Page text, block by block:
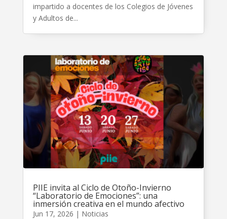
impartido a docentes de los Colegios de Jóvenes
y Adultos de...
PIIE invita al Ciclo de Otoño-Invierno
“Laboratorio de Emociones”: una
inmersión creativa en el mundo afectivo
Jun 17, 2026 | Noticias